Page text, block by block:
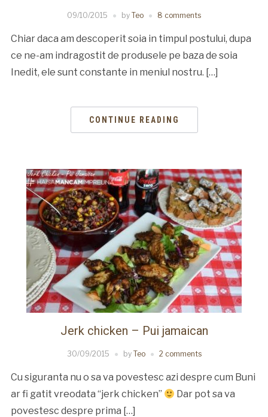
09/10/2015 by Teo 8 comments
Chiar daca am descoperit soia in timpul postului, dupa
ce ne-am indragostit de produsele pe baza de soia
Inedit, ele sunt constante in meniul nostru. […]
CONTINUE READING
Jerk chicken – Pui jamaican
30/09/2015 by Teo 2 comments
Cu siguranta nu o sa va povestesc azi despre cum Buni
ar fi gatit vreodata “jerk chicken”
Dar pot sa va
povestesc despre prima […]